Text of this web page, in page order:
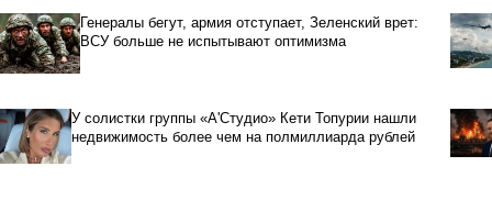
Генералы бегут, армия отступает, Зеленский врет:
ВСУ больше не испытывают оптимизма
У солистки группы «А'Студио» Кети Топурии нашли
недвижимость более чем на полмиллиарда рублей